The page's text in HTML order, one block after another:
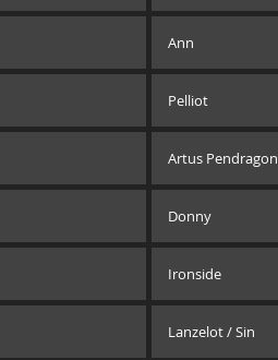
Ann
Pelliot
Artus Pendragon
Donny
Ironside
Lanzelot / Sin